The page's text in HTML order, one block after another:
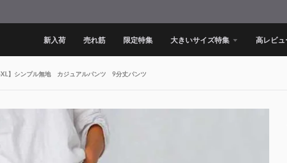
新入荷 売れ筋 限定特集 大きいサイズ特集 高レビュ
】シンプル無地 カジュアルパンツ 9分丈パンツ